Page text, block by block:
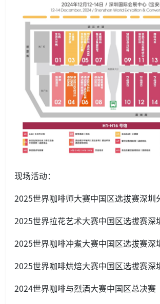
现场活动：
2025世界咖啡师大赛中国区选拔赛深圳
2025世界拉花艺术大赛中国区选拔赛深
2025世界咖啡冲煮大赛中国区选拔赛深
2025世界咖啡烘焙大赛中国区选拔赛深
2024世界咖啡与烈酒大赛中国区总决赛